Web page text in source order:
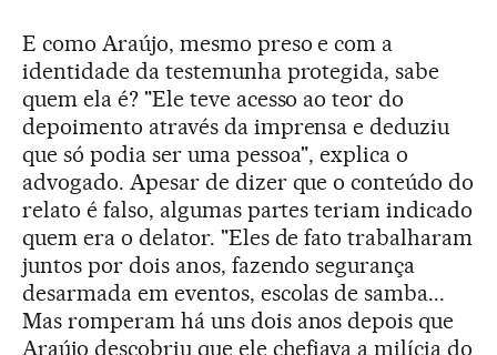
E como Araújo, mesmo preso e com a
identidade da testemunha protegida, sabe
quem ela é? "Ele teve acesso ao teor do
depoimento através da imprensa e deduziu
que só podia ser uma pessoa", explica o
advogado. Apesar de dizer que o conteúdo do
relato é falso, algumas partes teriam indicado
quem era o delator. "Eles de fato trabalharam
juntos por dois anos, fazendo segurança
desarmada em eventos, escolas de samba...
Mas romperam há uns dois anos depois que
Araújo descobriu que ele chefiava a milícia do